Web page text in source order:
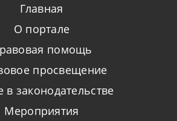
Главная
О портале
помощь
просвещение
в законодательстве
Мероприятия